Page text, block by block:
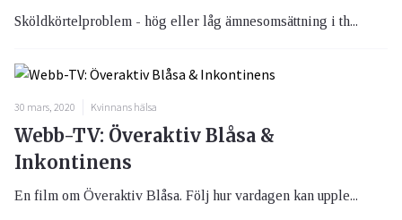
Sköldkörtelproblem - hög eller låg ämnesomsättning i th...
30 mars, 2020 Kvinnans hälsa
Webb-TV: Överaktiv Blåsa &
Inkontinens
En film om Överaktiv Blåsa. Följ hur vardagen kan upple...